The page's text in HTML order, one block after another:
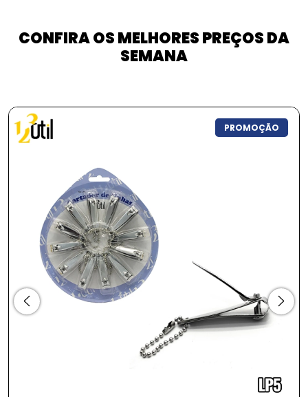
CONFIRA OS MELHORES PREÇOS DA
SEMANA
PROMOÇÃO